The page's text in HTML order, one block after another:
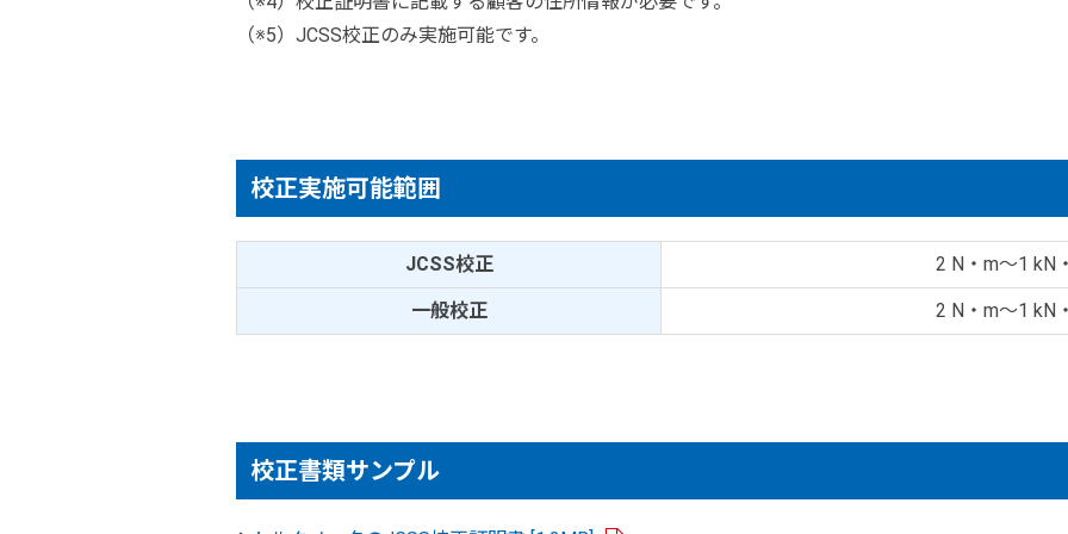
（※5）JCSS校正のみ実施可能です。
校正実施可能範囲
JCSS校正 2 N・m～1 kN
一般校正 2 N・m～1 kN
校正書類サンプル